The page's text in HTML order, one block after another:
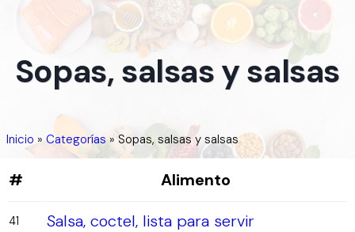
Sopas, salsas y salsas
Inicio » Categorías» Sopas, salsas y salsas
# Alimento
41 Salsa, coctel, lista para servir